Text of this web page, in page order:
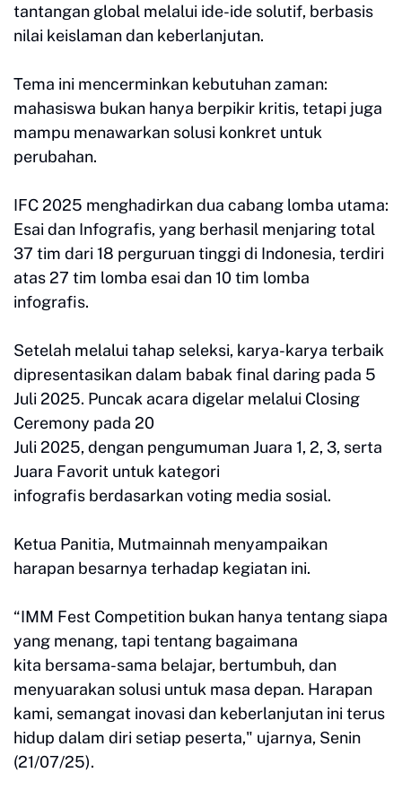
tantangan global melalui ide-ide solutif, berbasis
nilai keislaman dan keberlanjutan.
Tema ini mencerminkan kebutuhan zaman:
mahasiswa bukan hanya berpikir kritis, tetapi juga
mampu menawarkan solusi konkret untuk
perubahan.
IFC 2025 menghadirkan dua cabang lomba utama:
Esai dan Infografis, yang berhasil menjaringtotal
37 tim dari 18 perguruan tinggi di Indonesia, terdiri
atas 27 tim lomba esai dan 10 tim lomba
infografis.
Setelah melalui tahap seleksi, karya-karya terbaik
dipresentasikan dalam babak final daring pada 5
Juli 2025. Puncak acara digelar melalui Closing
Ceremony pada 20
Juli 2025, dengan pengumuman Juara 1, 2, 3, serta
Juara Favorit untuk kategori
infografis berdasarkan voting media sosial.
Ketua Panitia, Mutmainnah menyampaikan
harapan besarnya terhadap kegiatan ini.
“IMM Fest Competition bukan hanya tentang siapa
yang menang, tapi tentang bagaimana
kita bersama-sama belajar, bertumbuh, dan
menyuarakan solusi untuk masa depan. Harapan
kami, semangat inovasi dan keberlanjutan ini terus
hidup dalam diri setiap peserta," ujarnya, Senin
(21/07/25).